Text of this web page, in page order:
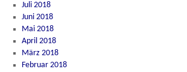
Juli 2018
Juni 2018
Mai 2018
April 2018
März 2018
Februar 2018